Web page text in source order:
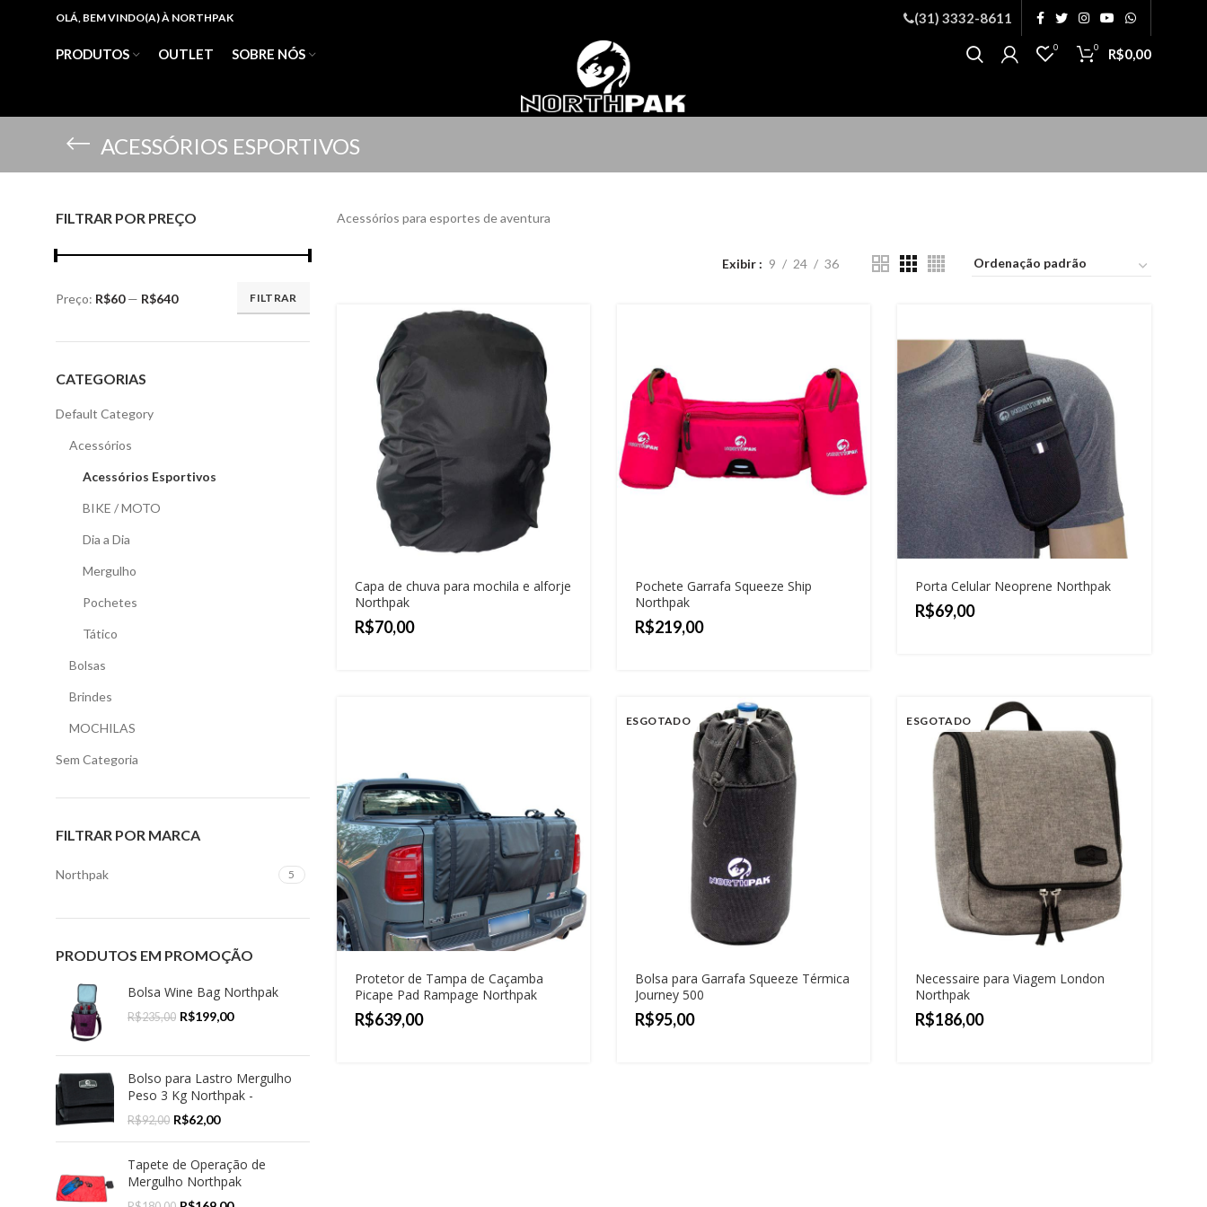
OLÁ, BEM VINDO(A) À NORTHPAK (31) 3332-8611
PRODUTOS OUTLET SOBRE NÓS 0 0 R$0,00
ACESSÓRIOS ESPORTIVOS
FILTRAR POR PREÇO
Preço
Preço
FILTRAR
Preço: R$60— R$640
CATEGORIAS
Default Category
Acessórios
Acessórios Esportivos
BIKE / MOTO
Dia a Dia
Mergulho
Pochetes
Tático
Bolsas
Brindes
MOCHILAS
Sem Categoria
FILTRAR POR MARCA
Northpak 5
PRODUTOS EM PROMOÇÃO
Bolsa Wine Bag Northpak
R$235,00 R$199,00
Bolso para Lastro Mergulho
Peso 3 Kg Northpak -
R$92,00 R$62,00
Tapete de Operação de
Mergulho Northpak
Acessórios para esportes de aventura
Exibir 9 24 36
Capa de chuva para mochila e alforje
Northpak
R$
Pochete Garrafa Squeeze Ship
Northpak
R$
Porta Celular Neoprene Northpak
R$
Protetor de Tampa de Caçamba
Picape Pad Rampage Northpak
R$
ESGOTADO
Bolsa para Garrafa Squeeze Térmica
Journey 500
R$
ESGOTADO
Necessaire para Viagem London
Northpak
R$